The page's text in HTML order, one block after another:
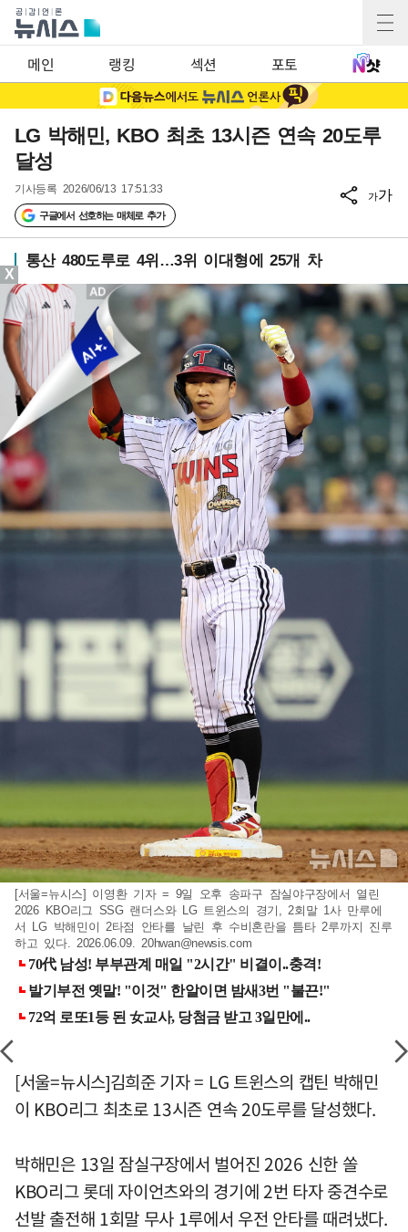
메인 랭킹 섹션 포토
LG 박해민, KBO 최초 13시즌 연속 20도루
달성
기사등록 2026/06/13 17:51:33
구글에서 선호하는 매체로 추가
가가
통산 480도루로 4위…3위 이대형에 25개 차
[서울=뉴시스] 이영환 기자 = 9일 오후 송파구 잠실야구장에서 열린
2026 KBO리그 SSG 랜더스와 LG 트윈스의 경기, 2회말 1사 만루에
서 LG 박해민이 2타점 안타를 날린 후 수비혼란을 틈타 2루까지 진루
하고 있다. 2026.06.09. 20hwan@newsis.com
[서울=뉴시스]김희준 기자 = LG 트윈스의 캡틴 박해민
이 KBO리그 최초로 13시즌 연속 20도루를 달성했다.
박해민은 13일 잠실구장에서 벌어진 2026 신한 쏠
KBO리그 롯데 자이언츠와의 경기에 2번 타자 중견수로
선발 출전해 1회말 무사 1루에서 우전 안타를 때려냈다.
X